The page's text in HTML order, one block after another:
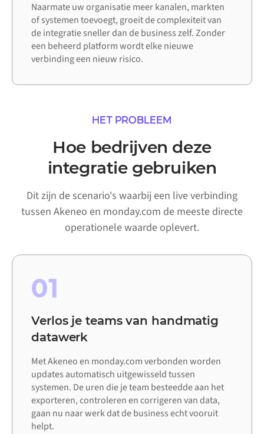
Naarmate uw organisatie meer kanalen, markten
of systemen toevoegt, groeit de complexiteit van
de integratie sneller dan de business zelf. Zonder
een beheerd platform wordt elke nieuwe
verbinding een nieuw risico.
HET PROBLEEM
Hoe bedrijven deze
integratie gebruiken
Dit zijn de scenario's waarbij een live verbinding
tussen Akeneo en monday.com de meeste directe
operationele waarde oplevert.
01
Verlos je teams van handmatig
datawerk
Met Akeneo en monday.com verbonden worden
updates automatisch uitgewisseld tussen
systemen. De uren die je team besteedde aan het
exporteren, controleren en corrigeren van data,
gaan nu naar werk dat de business echt vooruit
helpt.